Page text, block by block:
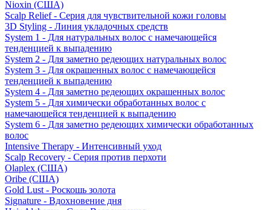
Nioxin (США)
Scalp Relief - Серия для чувствительной кожи головы
3D Styling - Линия укладочных средств
System 1 - Для натуральных волос с намечающейся
тенденцией к выпадению
System 2 - Для заметно редеющих натуральных волос
System 3 - Для окрашенных волос с намечающейся
тенденцией к выпадению
System 4 - Для заметно редеющих окрашенных волос
System 5 - Для химически обработанных волос с
намечающейся тенденцией к выпадению
System 6 - Для заметно редеющих химически обработанных
волос
Intensive Therapy - Интенсивный уход
Scalp Recovery - Серия против перхоти
Olaplex (США)
Oribe (США)
Gold Lust - Роскошь золота
Signature - Вдохновение дня